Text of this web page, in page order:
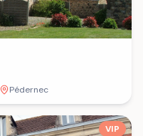
Pédernec
VIP